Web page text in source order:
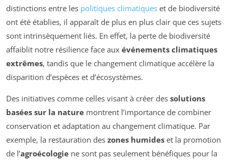
distinctions entre les politiques climatiques et de biodiversité
ont été établies, il apparaît de plus en plus clair que ces sujets
sont intrinsèquement liés. En effet, la perte de biodiversité
affaiblit notre résilience face aux événements climatiques
extrêmes, tandis que le changement climatique accélère la
disparition d’espèces et d’écosystèmes.
Des initiatives comme celles visant à créer des solutions
basées sur la nature montrent l’importance de combiner
conservation et adaptation au changement climatique. Par
exemple, la restauration des zones humides et la promotion
de l’agroécologie ne sont pas seulement bénéfiques pour la